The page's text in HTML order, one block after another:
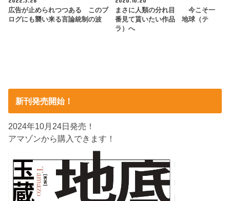
広告が止められつつある このブ
ログにも襲い来る言論統制の波
まさに人類の分れ目 今こそ一
番見て貰いたい作品 地球（テ
ラ）へ
新刊発売開始！
2024年10月24日発売！
アマゾンから購入できます！